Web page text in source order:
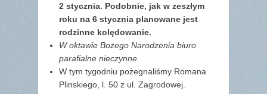
2 stycznia. Podobnie, jak w zeszłym
roku na 6 stycznia planowane jest
rodzinne kolędowanie.
W oktawie Bożego Narodzenia biuro
parafialne nieczynne.
W tym tygodniu pożegnaliśmy Romana
Plinskiego, l. 50 z ul. Zagrodowej.